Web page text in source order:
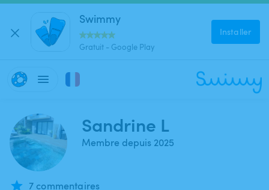
Swimmy
Gratuit - Google Play
Installer
Sandrine L
Membre depuis 2025
7 commentaires